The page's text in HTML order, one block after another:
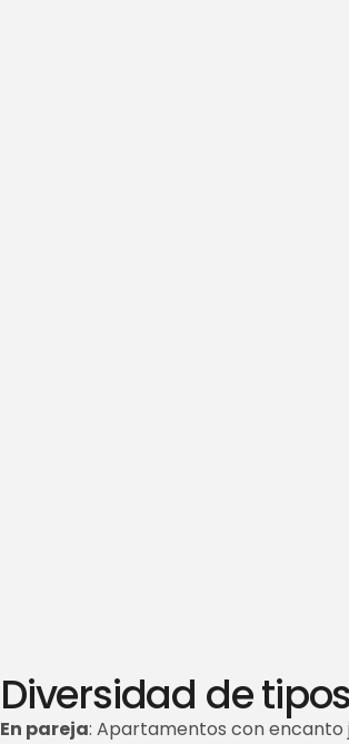
Diversidad de
En pareja: Apartamentos con encanto